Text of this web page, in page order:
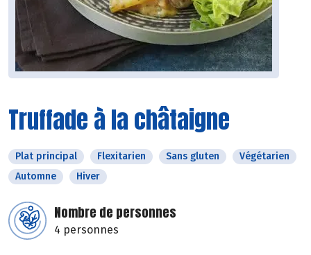
Truffade à la châtaigne
Plat principal Flexitarien Sans gluten
Végétarien
Automne
Hiver
Nombre de personnes
4 personnes